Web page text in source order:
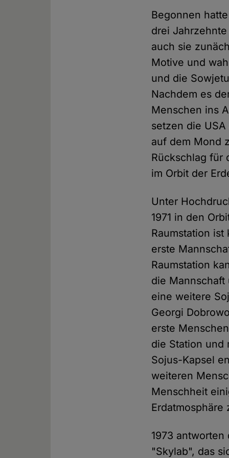
Begonnen
drei
auch sie
Motive und
und die
Nachdem es
Menschen ins
setzen die
auf dem Mond
Rückschlag für
im Orbit der
Unter
1971 in den
Raumstation
erste
Raumstation
die
eine weitere
Georgi
erste
die Station und
Sojus-Kapsel
weiteren
Menschheit
Erdatmosphäre
1973
"Skylab", das